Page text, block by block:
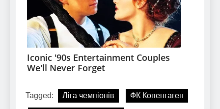
Tagged: Ліга чемпіонів ФК Копенгаген